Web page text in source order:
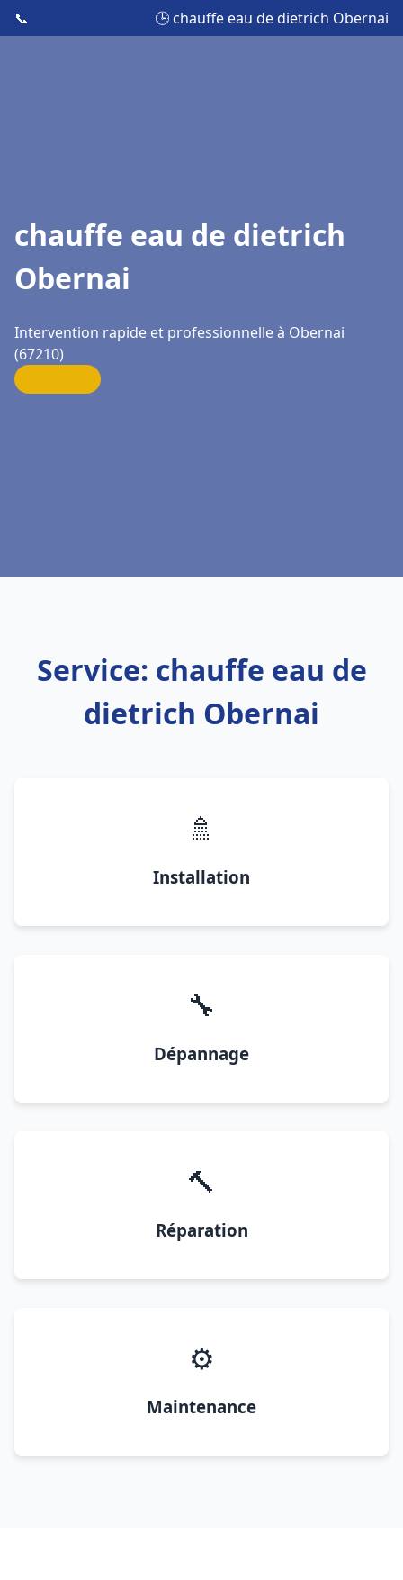
📞 🕒 chauffe eau de dietrich Obernai
chauffe eau de dietrich
Obernai
Intervention rapide et professionnelle à Obernai
(67210)
Service: chauffe eau de
dietrich Obernai
🚿
Installation
🔧
Dépannage
🔨
Réparation
⚙️
Maintenance